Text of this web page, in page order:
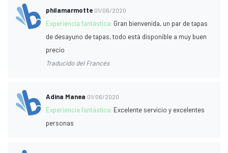
philamarmotte 01/06/2020
Experiencia fantástica: Gran bienvenida, un par de tapas
de desayuno de tapas, todo está disponible a muy buen
precio
Traducido del Francés
Adina Manea 01/06/2020
Experiencia fantástica: Excelente servicio y excelentes
personas